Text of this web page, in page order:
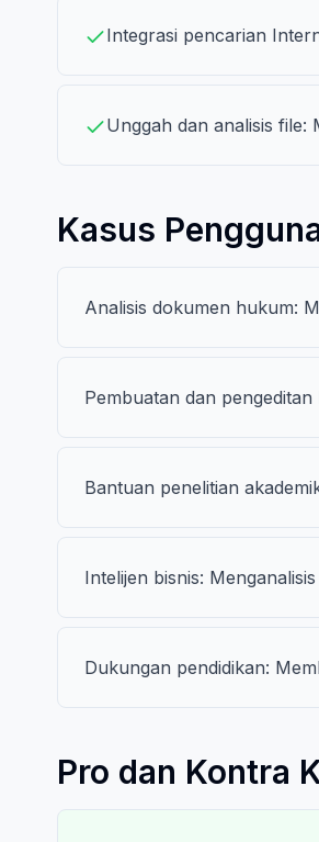
Integrasi pencarian
Unggah dan analisis file:
Kasus
Analisis dokumen hukum:
Pembuatan dan
Bantuan penelitian
Intelijen bisnis:
Dukungan pendidikan:
Pro dan Kontra